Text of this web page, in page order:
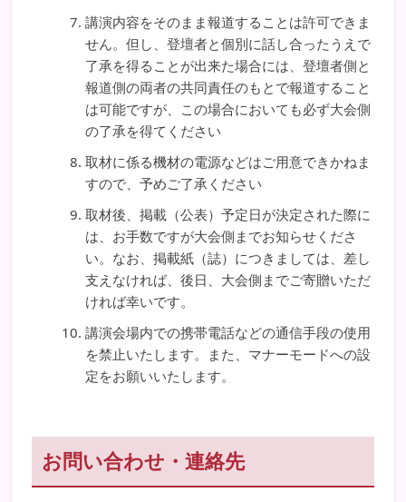
講演内容をそのまま報道することは許可できま
せん。但し、登壇者と個別に話し合ったうえで
了承を得ることが出来た場合には、登壇者側と
報道側の両者の共同責任のもとで報道すること
は可能ですが、この場合においても必ず大会側
の了承を得てください
取材に係る機材の電源などはご用意できかねま
すので、予めご了承ください
取材後、掲載（公表）予定日が決定された際に
は、お手数ですが大会側までお知らせくださ
い。なお、掲載紙（誌）につきましては、差し
支えなければ、後日、大会側までご寄贈いただ
ければ幸いです。
講演会場内での携帯電話などの通信手段の使用
を禁止いたします。また、マナーモードへの設
定をお願いいたします。
お問い合わせ・連絡先